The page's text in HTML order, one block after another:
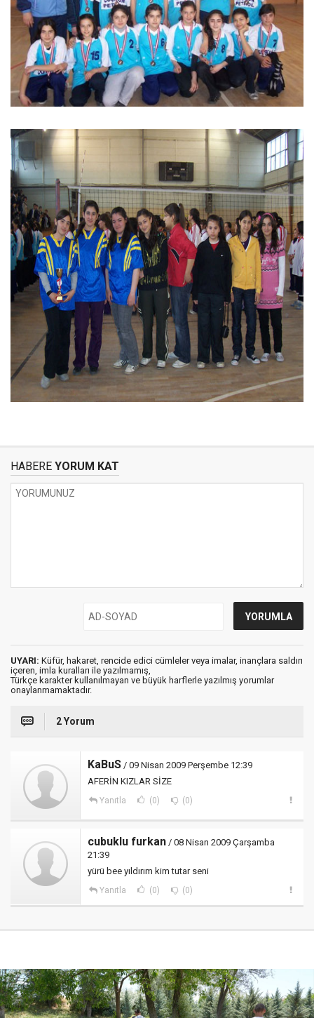
HABERE YORUM KAT
UYARI: Küfür, hakaret, rencide edici cümleler veya imalar, inançlara saldırı
içeren, imla kuralları ile yazılmamış,
Türkçe karakter kullanılmayan ve büyük harflerle yazılmış yorumlar
onaylanmamaktadır.
2 Yorum
KaBuS / 09 Nisan 2009 Perşembe 12:39
AFERİN KIZLAR SİZE
Yanıtla (0) (0)
cubuklu furkan / 08 Nisan 2009 Çarşamba
21:39
yürü bee yıldırım kim tutar seni
Yanıtla (0) (0)